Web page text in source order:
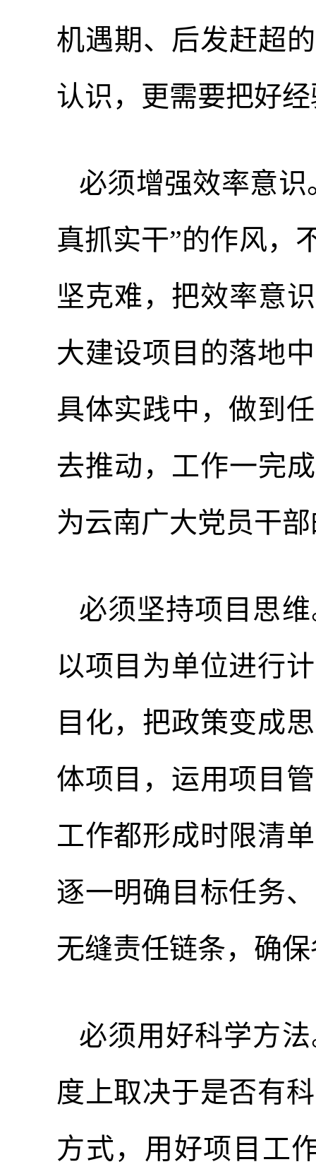
机遇期、后发赶超
认识，更需要把好
必须增强效率意识
真抓实干”的作风，
坚克难，把效率意
大建设项目的落地
具体实践中，做到
去推动，工作一完
为云南广大党员干
必须坚持项目思
以项目为单位进行
目化，把政策变成
体项目，运用项目
工作都形成时限清
逐一明确目标任务
无缝责任链条，确
必须用好科学方
度上取决于是否有
方式，用好项目工